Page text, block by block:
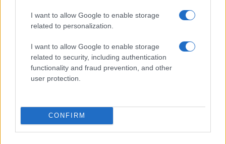
I want to allow Google to enable storage
related to personalization.
I want to allow Google to enable storage
related to security, including authentication
functionality and fraud prevention, and other
user protection.
CONFIRM
NEWS